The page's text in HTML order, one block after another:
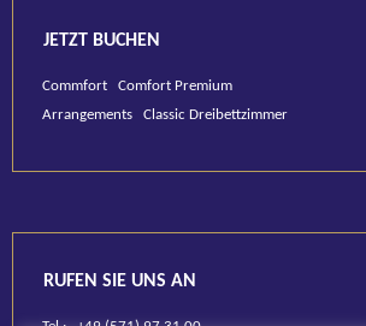
JETZT BUCHEN
Commfort
Comfort Premium
Arrangements
Classic Dreibettzimmer
RUFEN SIE UNS AN